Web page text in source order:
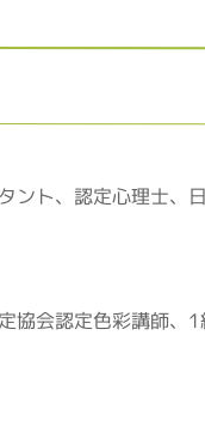
ト、認定心理士、
協会認定色彩講師、